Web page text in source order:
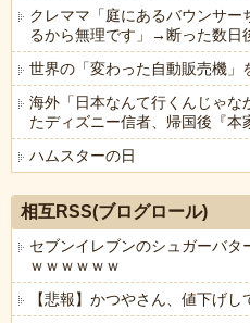
クレママ「庭にあるバウンサ
るから無理です」→断った数日
世界の「変わった自動販売機」
海外「日本なんて行くんじゃ
たディズニー信者、帰国後『本
ハムスターの日
相互RSS(ブログロール)
セブンイレブンのシュガーバタ
ｗｗｗｗｗｗ
【悲報】かつやさん、値下げし